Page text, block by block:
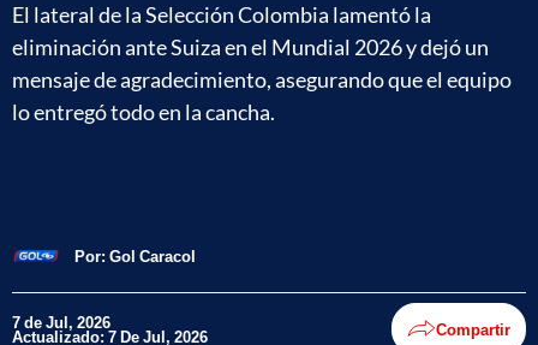
El lateral de la Selección Colombia lamentó la
eliminación ante Suiza en el Mundial 2026 y dejó un
mensaje de agradecimiento, asegurando que el equipo
lo entregó todo en la cancha.
Por: Gol Caracol
7 de Jul, 2026
Actualizado: 7 De Jul, 2026 Compartir